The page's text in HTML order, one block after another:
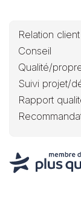
Relation client
Conseil
Qualité/
Suivi projet/
Rapport